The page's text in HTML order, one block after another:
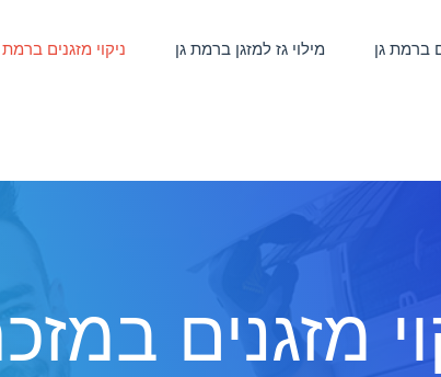
ברמת גן מילוי גז למזגן ברמת גן ניקוי מזגנים ברמת
מזגנים